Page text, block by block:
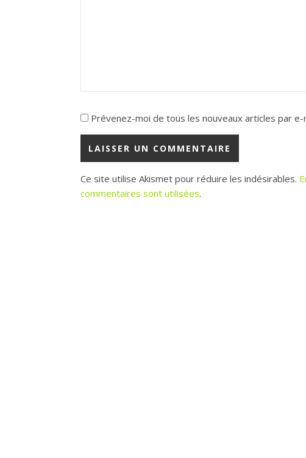
Prévenez-moi de tous les nouveaux articles par e-
Ce site utilise Akismet pour réduire les indésirables.
commentaires sont utilisées.